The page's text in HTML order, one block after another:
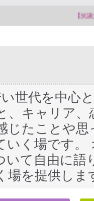
第6次男女共同参画基本計画の
世代を中心
、キャリア
じたことや
いく場です
いて自由に
場を提供しま